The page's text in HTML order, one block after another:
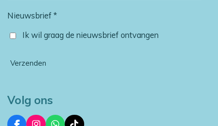
Nieuwsbrief *
Ik wil graag de nieuwsbrief ontvangen
Verzenden
Volg ons